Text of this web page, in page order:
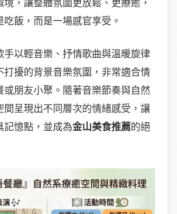
飯，而是一場感官享受。
手以輕音樂、抒情歌曲與溫暖旋律
打擾的背景音樂氛圍，非常適合情
或朋友小聚。隨著音樂節奏與自然
間呈現出不同層次的情緒感受，讓
記憶點，並成為金山美食推薦的絕